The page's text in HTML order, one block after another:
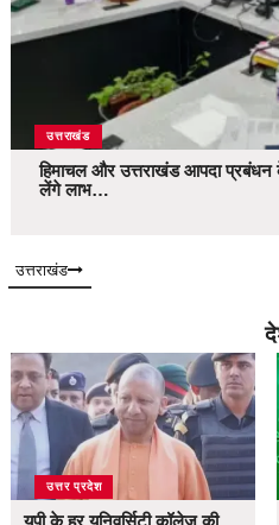
उत्तराखंड
हिमाचल और उत्तराखंड आपदा
लेंगे लाभ…
उत्तराखंड
उत्तर प्रदेश
यूपी के हर यूनिवर्सिटी कॉलेज की